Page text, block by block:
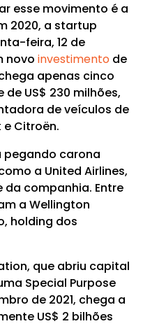
esse movimento é a
2020, a startup
feira, 12 de
novo investimentode
apenas cinco
US$ 230 milhões,
de veículos de
Citroën.
carona
a United Airlines,
companhia. Entre
a Wellington
holding dos
que abriu capital
Special Purpose
de 2021, chega a
US$ 2 bilhões